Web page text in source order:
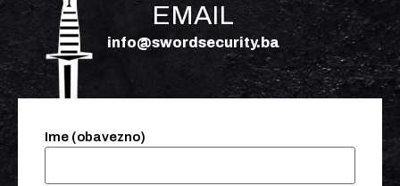
EMAIL
info@swordsecurity.ba
Ime (obavezno)